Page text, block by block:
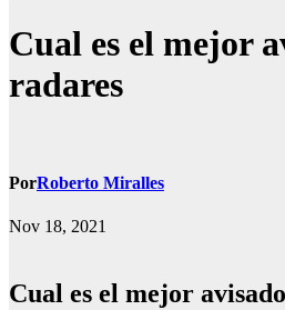
Cual es el mejor
radares
PorRoberto Miralles
Nov 18, 2021
Cual es el mejor